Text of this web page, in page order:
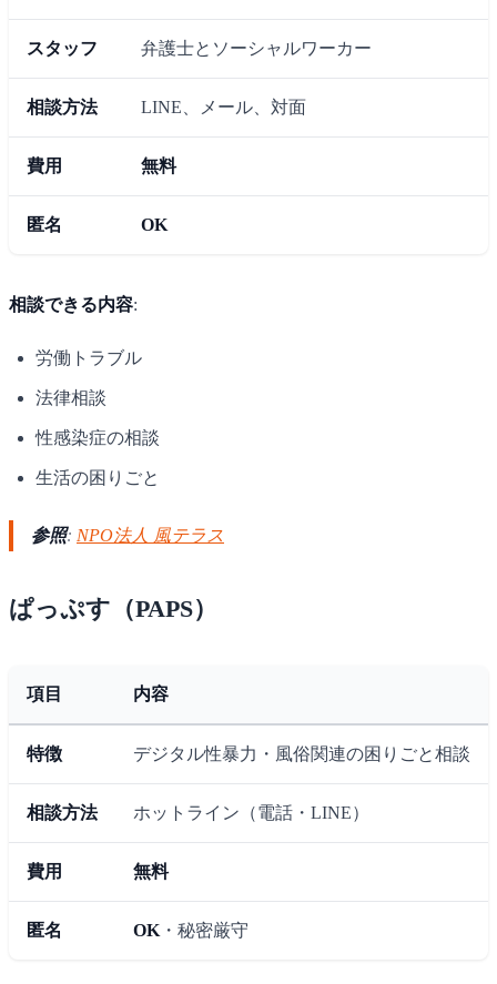
スタッフ 弁護士とソーシャルワーカー
相談方法 LINE、メール、対面
費用 無料
匿名 OK
相談できる内容:
労働トラブル
法律相談
性感染症の相談
生活の困りごと
参照: NPO法人 風テラス
ぱっぷす（PAPS）
項目 内容
特徴 デジタル性暴力・風俗関連の困りごと相談
相談方法 ホットライン（電話・LINE）
費用 無料
匿名 OK ・秘密厳守